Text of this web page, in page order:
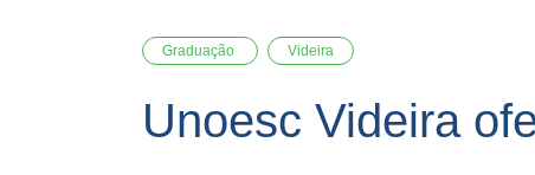
Graduação Videira
Unoesc Videira